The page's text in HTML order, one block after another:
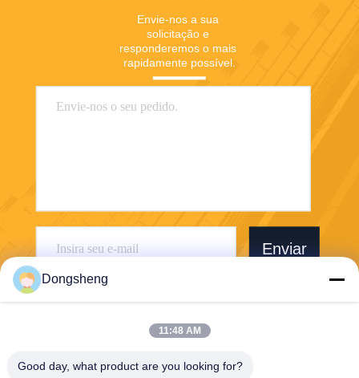
Envie-nos a sua
solicitação e
responderemos o mais
rapidamente possível.
Enviar
Hefei Dongsheng Machinery Technology
Dongsheng
11:48 AM
Good day, what product are you looking for?